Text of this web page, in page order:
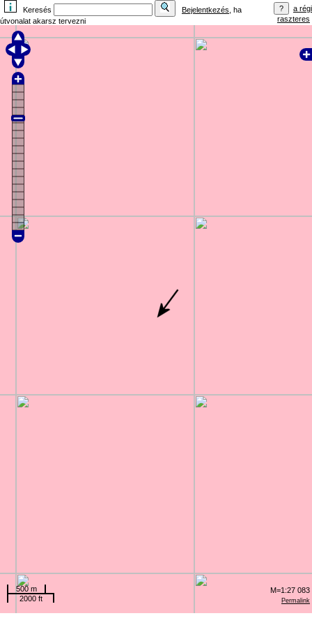
Keresés Bejelentkezés , ha
útvonalat akarsz tervezni
a régi
raszteres
Permalink
500 m
2000 ft
M=1:27 083